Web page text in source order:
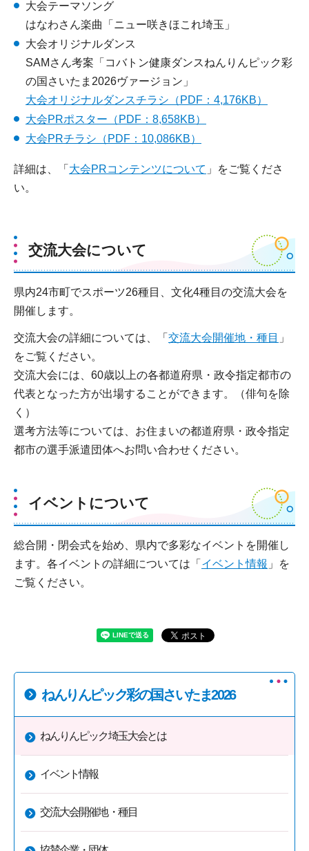
大会テーマソング
はなわさん楽曲「ニュー咲きほこれ埼玉」
大会オリジナルダンス
SAMさん考案「コバトン健康ダンスねんりんピック彩
の国さいたま2026ヴァージョン」
大会オリジナルダンスチラシ（PDF：4,176KB）
大会PRポスター（PDF：8,658KB）
大会PRチラシ（PDF：10,086KB）
詳細は、「 大会PRコンテンツについて 」をご覧くださ
い。
交流大会について
県内24市町でスポーツ26種目、文化4種目の交流大会を
開催します。
交流大会の詳細については、「 交流大会開催地・種目 」
をご覧ください。
交流大会には、60歳以上の各都道府県・政令指定都市の
代表となった方が出場することができます。（俳句を除
く）
選考方法等については、お住まいの都道府県・政令指定
都市の選手派遣団体へお問い合わせください。
イベントについて
総合開・閉会式を始め、県内で多彩なイベントを開催し
ます。各イベントの詳細については「 イベント情報 」を
ご覧ください。
ねんりんピック彩の国さいたま2026
ねんりんピック埼玉大会とは
イベント情報
交流大会開催地・種目